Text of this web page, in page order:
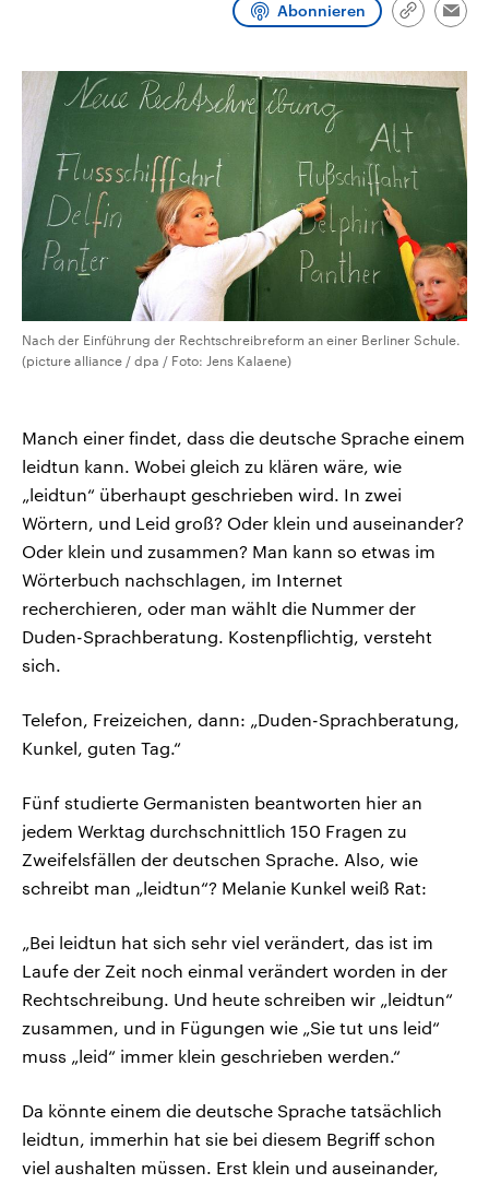
Abonnieren
Link
Nach der Einführung der Rechtschreibreform an einer Berliner Schule.
(picture alliance / dpa / Foto: Jens Kalaene)
Manch einer findet, dass die deutsche Sprache einem
leidtun kann. Wobei gleich zu klären wäre, wie
„leidtun“ überhaupt geschrieben wird. In zwei
Wörtern, und Leid groß? Oder klein und auseinander?
Oder klein und zusammen? Man kann so etwas im
Wörterbuch nachschlagen, im Internet
recherchieren, oder man wählt die Nummer der
Duden-Sprachberatung. Kostenpflichtig, versteht
sich.
Telefon, Freizeichen, dann: „Duden-Sprachberatung,
Kunkel, guten Tag.“
Fünf studierte Germanisten beantworten hier an
jedem Werktag durchschnittlich 150 Fragen zu
Zweifelsfällen der deutschen Sprache. Also, wie
schreibt man „leidtun“? Melanie Kunkel weiß Rat:
„Bei leidtun hat sich sehr viel verändert, das ist im
Laufe der Zeit noch einmal verändert worden in der
Rechtschreibung. Und heute schreiben wir „leidtun“
zusammen, und in Fügungen wie „Sie tut uns leid“
muss „leid“ immer klein geschrieben werden.“
Da könnte einem die deutsche Sprache tatsächlich
leidtun, immerhin hat sie bei diesem Begriff schon
viel aushalten müssen. Erst klein und auseinander,